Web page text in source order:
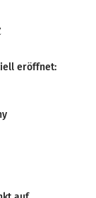
eröffnet: